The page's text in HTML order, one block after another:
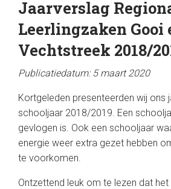
Jaarverslag
Leerlingzaken Gooi
Vechtstreek 2018/
Publicatiedatum: 5 maart 2020
Kortgeleden presenteerden wij ons
schooljaar 2018/2019. Een
gevlogen is. Ook een schooljaar
energie weer extra gezet hebben
te voorkomen.
Ontzettend leuk om te lezen dat